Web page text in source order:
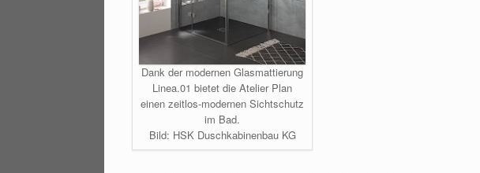
Dank der modernen Glasmattierung
Linea.01 bietet die Atelier Plan
einen zeitlos-modernen Sichtschutz
im Bad.
Bild: HSK Duschkabinenbau KG